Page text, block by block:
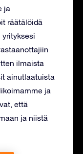
ja
räätälöidä
ilmaista
ainutlaatuista
ja
että
ja niistä